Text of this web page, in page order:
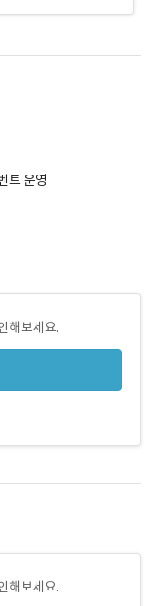
트 운영
해보세요.
해보세요.